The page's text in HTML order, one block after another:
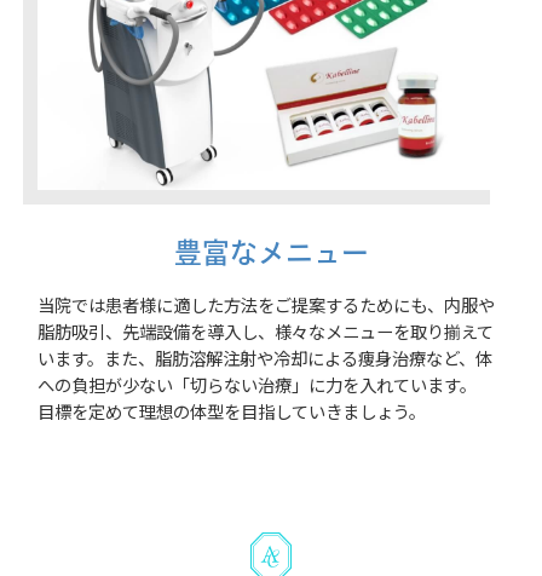
豊富なメニュー
当院では患者様に適した方法をご提案するためにも、内服や
脂肪吸引、先端設備を導入し、様々なメニューを取り揃えて
います。また、脂肪溶解注射や冷却による痩身治療など、体
への負担が少ない「切らない治療」に力を入れています。
目標を定めて理想の体型を目指していきましょう。